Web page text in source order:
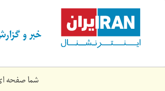
content خبر و
شما صفحه